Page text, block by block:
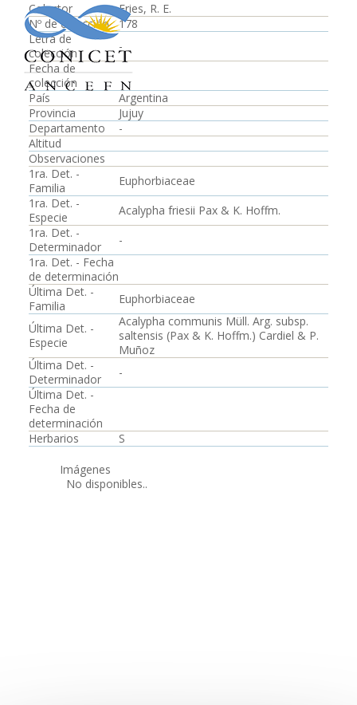
Colector
Fries, R. E.
Nº de colección
178
Letra de
colección
-
Fecha de
colección
País
Argentina
Provincia
Jujuy
Departamento
-
Altitud
Observaciones
1ra. Det. -
Familia
Euphorbiaceae
1ra. Det. -
Especie
Acalypha friesii Pax & K. Hoffm.
1ra. Det. -
Determinador
-
1ra. Det. - Fecha
de determinación
Última Det. -
Familia
Euphorbiaceae
Última Det. -
Especie
Acalypha communis Müll. Arg. subsp.
saltensis (Pax & K. Hoffm.) Cardiel & P.
Muñoz
Última Det. -
Determinador
-
Última Det. -
Fecha de
determinación
Herbarios
S
Imágenes
No disponibles..